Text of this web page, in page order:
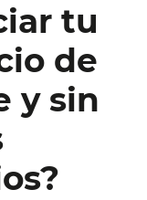
tu
de
y sin